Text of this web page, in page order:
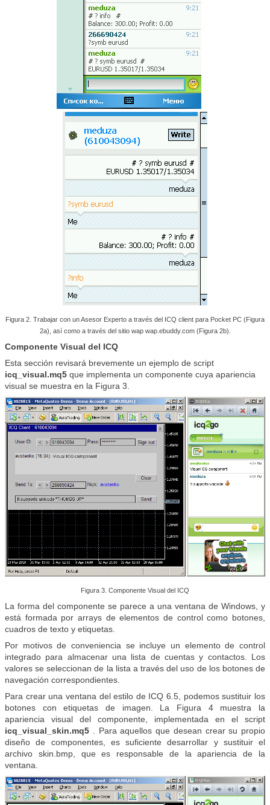
Figura 2. Trabajar con un Asesor Experto a través del ICQ client para Pocket PC (Figura
2a), así como a través del sitio wap wap.ebuddy.com (Figura 2b).
Componente Visual del ICQ
Esta sección revisará brevemente un ejemplo de script
icq_visual.mq5 que implementa un componente cuya apariencia
visual se muestra en la Figura 3.
Figura 3. Componente Visual del ICQ
La forma del componente se parece a una ventana de Windows, y
está formada por arrays de elementos de control como botones,
cuadros de texto y etiquetas.
Por motivos de conveniencia se incluye un elemento de control
integrado para almacenar una lista de cuentas y contactos. Los
valores se seleccionan de la lista a través del uso de los botones de
navegación correspondientes.
Para crear una ventana del estilo de ICQ 6.5, podemos sustituir los
botones con etiquetas de imagen. La Figura 4 muestra la
apariencia visual del componente, implementada en el script
icq_visual_skin.mq5
. Para aquellos que desean crear su propio
diseño de componentes, es suficiente desarrollar y sustituir el
archivo skin.bmp, que es responsable de la apariencia de la
ventana.